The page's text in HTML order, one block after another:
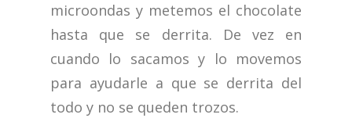
microondas y metemos el chocolate
hasta que se derrita. De vez en
cuando lo sacamos y lo movemos
para ayudarle a que se derrita del
todo y no se queden trozos.